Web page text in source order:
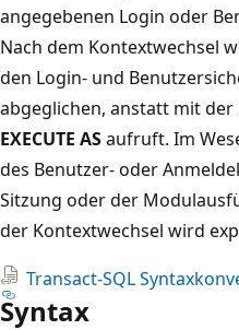
angegebenen Login oder
Nach dem Kontextwechsel
den Login- und
abgeglichen, anstatt mit der
EXECUTE ASaufruft. Im
des Benutzer- oder
Sitzung oder der
der Kontextwechsel wird
Transact-SQL
Syntax